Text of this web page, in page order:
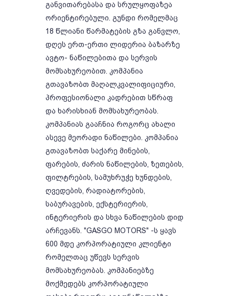
განვითარებასა და სრულყოფაზეა
ორიენტირებული. გუნდი რომელმაც
18 წლიანი წარმატების გზა განვლო,
დღეს ერთ-ერთი ლიდერია ბაზარზე
ავტო- ნაწილებითა და სერვის
მომსახურეობით. კომპანია
გთავაზობთ მაღალკვალიფიციური,
პროფესიონალი კადრებით სწრაფ
და ხარისხიან მომსახურეობას.
კომპანიას გააჩნია როგორც ახალი
ასევე მეორადი ნაწილები. კომპანია
გთავაზობთ საქარე მინების,
ფარების, ძარის ნაწილების, ზეთების,
ფილტრების, სამუხრუჭე ხუნდების,
ღვედების, რადიატორების,
საბურავების, ექსტერიერის,
ინტერიერის და სხვა ნაწილების დიდ
არჩევანს. "GASGO MOTORS" -ს ყავს
600 მდე კორპორატიული კლიენტი
რომელთაც უწევს სერვის
მომსახურეობას. კომპანიებზე
მოქმედებს კორპორატიული